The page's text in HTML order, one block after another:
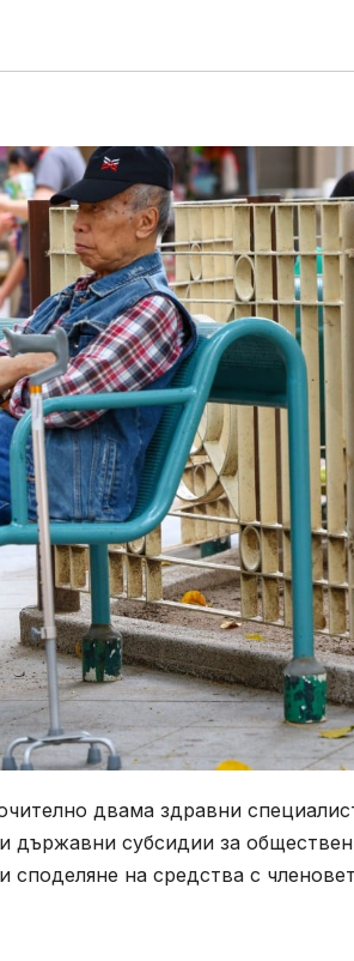
двама здравни
държавни субсидии за
споделяне на средства с